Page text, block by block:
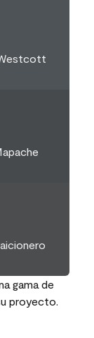
gama de
proyecto.